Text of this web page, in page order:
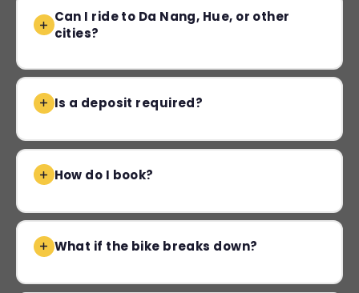
Can I ride to Da Nang, Hue, or other
cities?
Is a deposit required?
How do I book?
What if the bike breaks down?